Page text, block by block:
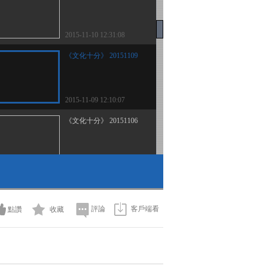
2015-11-10 12:31:08
《文化十分》 20151109
2015-11-09 12:10:07
《文化十分》 20151106
2015-11-05 15:26:03
點讚 收藏 評論 客戶端看